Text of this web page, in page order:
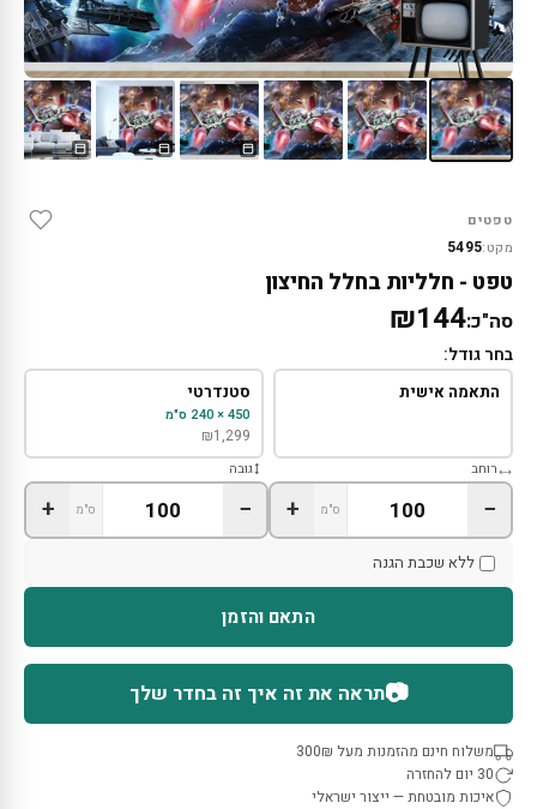
טפטים
מקט:5495
טפט - חלליות בחלל החיצון
סה"כ:₪144
בחר גודל:
התאמה אישית סטנדרטי
450 × 240 ס"מ
₪1,299
רוחב
− ס"מ +
גובה
− ס"מ +
ללא שכבת הגנה
התאם והזמן
📷תראה את זה איך זה בחדר שלך
משלוח חינם מהזמנות מעל 300₪
30 יום להחזרה
איכות מובטחת — ייצור ישראלי